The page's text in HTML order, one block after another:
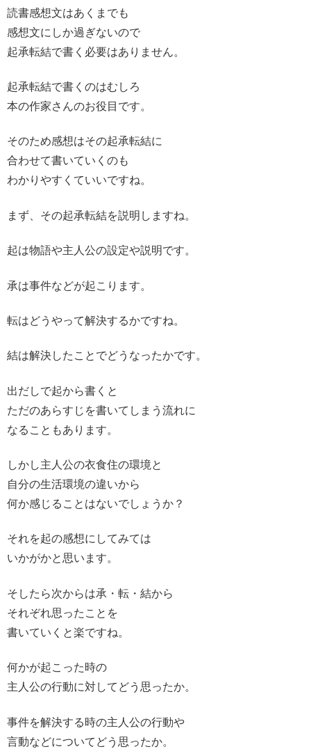
読書感想文はあくまでも
感想文にしか過ぎないので
起承転結で書く必要はありません。
起承転結で書くのはむしろ
本の作家さんのお役目です。
そのため感想はその起承転結に
合わせて書いていくのも
わかりやすくていいですね。
まず、その起承転結を説明しますね。
起は物語や主人公の設定や説明です。
承は事件などが起こります。
転はどうやって解決するかですね。
結は解決したことでどうなったかです。
出だしで起から書くと
ただのあらすじを書いてしまう流れに
なることもあります。
しかし主人公の衣食住の環境と
自分の生活環境の違いから
何か感じることはないでしょうか？
それを起の感想にしてみては
いかがかと思います。
そしたら次からは承・転・結から
それぞれ思ったことを
書いていくと楽ですね。
何かが起こった時の
主人公の行動に対してどう思ったか。
事件を解決する時の主人公の行動や
言動などについてどう思ったか。